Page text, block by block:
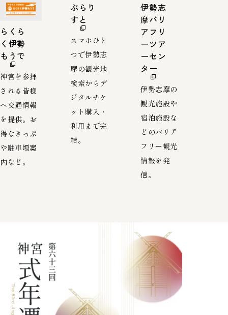
らくら
く伊勢
もうで
神宮を参拝
される皆様
へ交通情報
を提供。お
得なきっぷ
や駐車場案
内など。
ぶらり
すと
スマホひと
つで伊勢志
摩の観光地
検索からデ
ジタルチケ
ット購入・
利用まで完
結。
伊勢志
摩バリ
アフリ
ーツア
ーセン
ター
伊勢志摩の
観光施設や
宿泊施設な
どのバリア
フリー観光
情報を発
信。